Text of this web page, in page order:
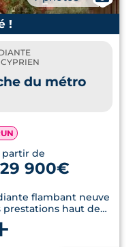
!
du métro
partir de
900€
flambant neuve
haut de
soigneusement
sport, le tout situé à